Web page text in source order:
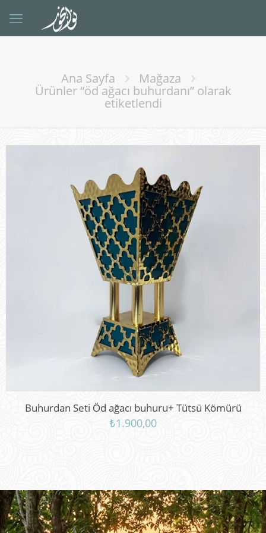
Ana Sayfa Mağaza
Ürünler “öd ağacı buhurdanı” olarak
etiketlendi
Buhurdan Seti Öd ağacı buhuru+ Tütsü Kömürü
₺1.900,00